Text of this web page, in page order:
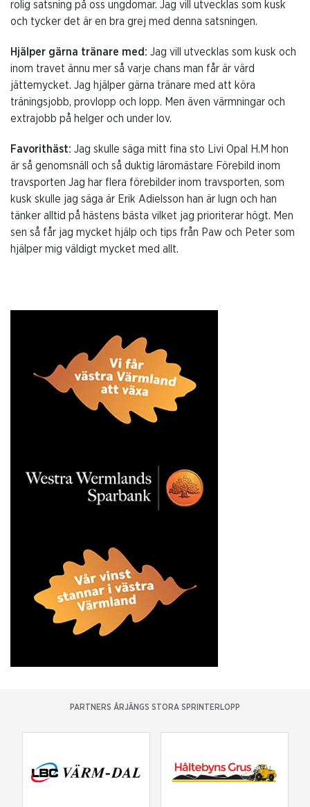
rolig satsning på oss ungdomar. Jag vill utvecklas som kusk
och tycker det är en bra grej med denna satsningen.
Hjälper gärna tränare med: Jag vill utvecklas som kusk och
inom travet ännu mer så varje chans man får är värd
jättemycket. Jag hjälper gärna tränare med att köra
träningsjobb, provlopp och lopp. Men även värmningar och
extrajobb på helger och under lov.
Favorithäst: Jag skulle säga mitt fina sto Livi Opal H.M hon
är så genomsnäll och så duktig läromästare Förebild inom
travsporten Jag har flera förebilder inom travsporten, som
kusk skulle jag säga är Erik Adielsson han är lugn och han
tänker alltid på hästens bästa vilket jag prioriterar högt. Men
sen så får jag mycket hjälp och tips från Paw och Peter som
hjälper mig väldigt mycket med allt.
PARTNERS ÅRJÄNGS STORA SPRINTERLOPP